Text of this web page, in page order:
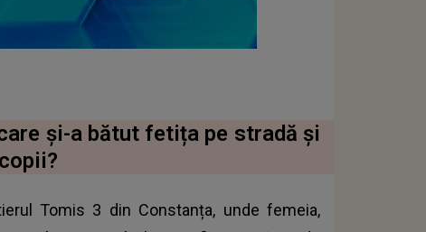
și-a bătut fetița pe stradă și
Tomis 3 din Constanța, unde femeia,